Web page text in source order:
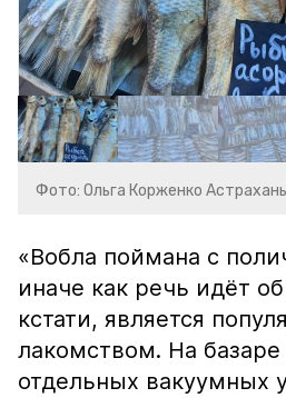
Фото: Ольга Корженко
«Вобла поймана с
иначе как речь идёт
кстати, является
лакомством. На
отдельных вакуумных